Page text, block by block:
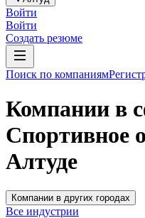
Войти
Войти
Создать резюме
Поиск по компаниям
Компании в
Спортивное
Алтуде
Компании в других городах
Все индустрии